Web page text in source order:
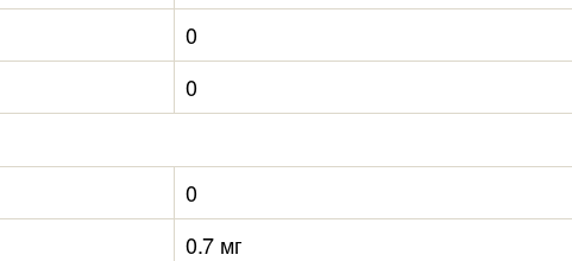
0
0
0
0.7 мг